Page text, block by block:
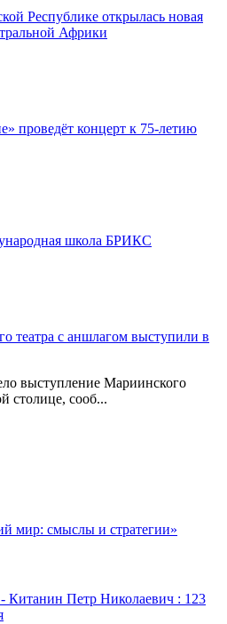
Республике открылась новая
Африки
проведёт концерт к 75-летию
школа БРИКС
театра с аншлагом выступили в
выступление Мариинского
столице, сооб...
мир: смыслы и стратегии»
- Китанин Петр Николаевич : 123